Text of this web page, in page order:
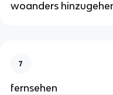
woanders
7
fernsehen